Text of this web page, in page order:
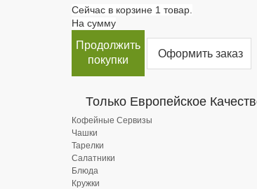
Сейчас в корзине 1 товар.
На сумму
Продолжить
покупки
Оформить заказ
Только Европейское
Кофейные Сервизы
Чашки
Тарелки
Салатники
Блюда
Кружки